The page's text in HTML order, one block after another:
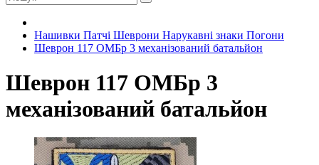
Нашивки Патчі Шеврони Нарукавні знаки Погони
Шеврон 117 ОМБр 3 механізований батальйон
Шеврон 117 ОМБр 3
механізований батальйон